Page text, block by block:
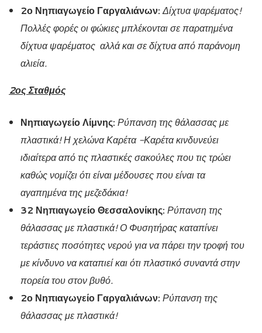
2ο Νηπιαγωγείο Γαργαλιάνων: Δίχτυα ψαρέματος!
Πολλές φορές οι φώκιες μπλέκονται σε παρατημένα
δίχτυα ψαρέματος αλλά και σε δίχτυα από παράνομη
αλιεία.
2ος Σταθμός
Νηπιαγωγείο Λίμνης: Ρύπανση της θάλασσας με
πλαστικά! Η χελώνα Καρέτα -Καρέτα κινδυνεύει
ιδιαίτερα από τις πλαστικές σακούλες που τις τρώει
καθώς νομίζει ότι είναι μέδουσες που είναι τα
αγαπημένα της μεζεδάκια!
32 Νηπιαγωγείο Θεσσαλονίκης: Ρύπανση της
θάλασσας με πλαστικά! Ο Φυσητήρας καταπίνει
τεράστιες ποσότητες νερού για να πάρει την τροφή του
με κίνδυνο να καταπιεί και ότι πλαστικό συναντά στην
πορεία του στον βυθό.
2ο Νηπιαγωγείο Γαργαλιάνων: Ρύπανση της
θάλασσας με πλαστικά!